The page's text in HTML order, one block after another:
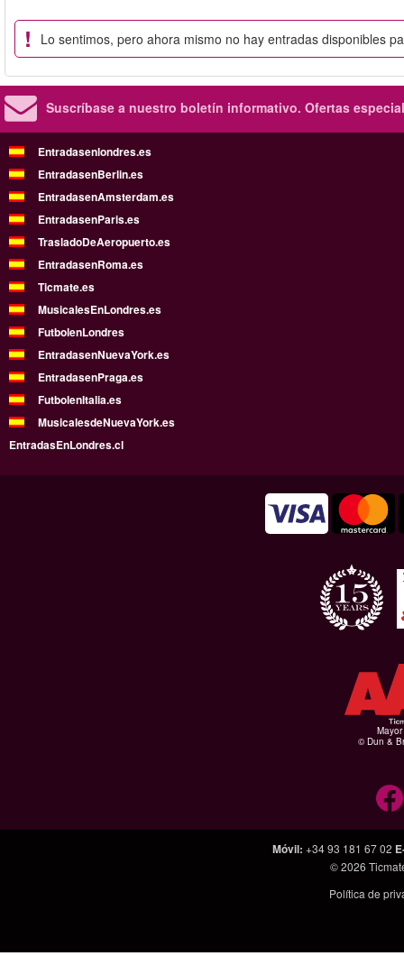
Lo sentimos, pero ahora mismo no hay entradas disponibles
Suscríbase a nuestro boletín informativo. Ofertas
Entradasenlondres.es
EntradasenBerlin.es
EntradasenAmsterdam.es
EntradasenParis.es
TrasladoDeAeropuerto.es
EntradasenRoma.es
Ticmate.es
MusicalesEnLondres.es
FutbolenLondres
EntradasenNuevaYork.es
EntradasenPraga.es
FutbolenItalia.es
MusicalesdeNuevaYork.es
EntradasEnLondres.cl
© Dun &
Móvil: +34 93 181 67 02
© 2026
Política de